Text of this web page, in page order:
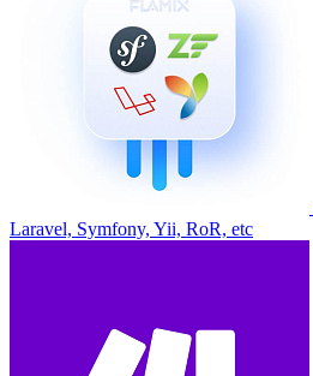
Laravel, Symfony, Yii, RoR, etc